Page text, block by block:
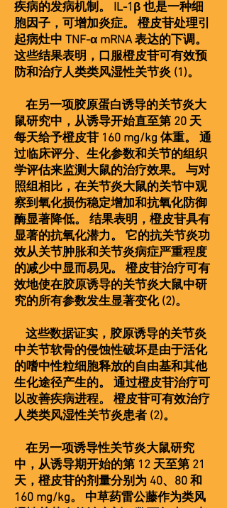
疾病的发病机制。 IL-1β 也是一种细
胞因子，可增加炎症。 橙皮苷处理引
起病灶中 TNF-α mRNA 表达的下调。
这些结果表明，口服橙皮苷可有效预
防和治疗人类类风湿性关节炎 (1)。
在另一项胶原蛋白诱导的关节炎大
鼠研究中，从诱导开始直至第 20 天
每天给予橙皮苷 160 mg/kg 体重。 通
过临床评分、生化参数和关节的组织
学评估来监测大鼠的治疗效果。 与对
照组相比，在关节炎大鼠的关节中观
察到氧化损伤稳定增加和抗氧化防御
酶显著降低。 结果表明，橙皮苷具有
显著的抗氧化潜力。 它的抗关节炎功
效从关节肿胀和关节炎病症严重程度
的减少中显而易见。 橙皮苷治疗可有
效地使在胶原诱导的关节炎大鼠中研
究的所有参数发生显著变化 (2)。
这些数据证实，胶原诱导的关节炎
中关节软骨的侵蚀性破坏是由于活化
的嗜中性粒细胞释放的自由基和其他
生化途径产生的。 通过橙皮苷治疗可
以改善疾病进程。 橙皮苷可有效治疗
人类类风湿性关节炎患者 (2)。
在另一项诱导性关节炎大鼠研究
中，从诱导期开始的第 12 天至第 21
天，橙皮苷的剂量分别为 40、80 和
160 mg/kg。 中草药雷公藤作为类风